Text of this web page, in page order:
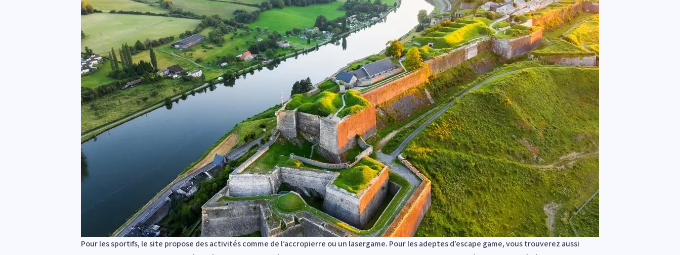
Pour les sportifs, le site propose des activités comme de l’accropierre ou un lasergame. Pour les adeptes d’escape game, vous trouverez aussi